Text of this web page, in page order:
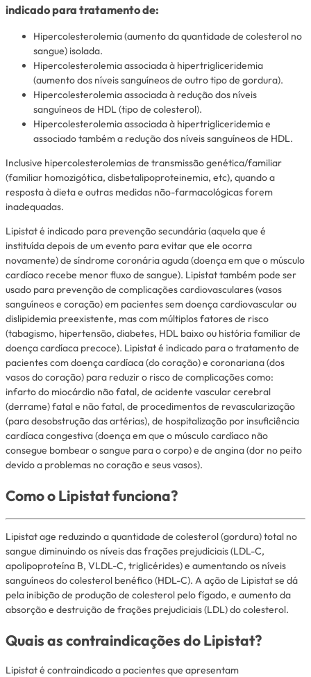
indicado para tratamento de:
Hipercolesterolemia (aumento da quantidade de colesterol no
sangue) isolada.
Hipercolesterolemia associada à hipertrigliceridemia
(aumento dos níveis sanguíneos de outro tipo de gordura).
Hipercolesterolemia associada à redução dos níveis
sanguíneos de HDL (tipo de colesterol).
Hipercolesterolemia associada à hipertrigliceridemia e
associado também a redução dos níveis sanguíneos de HDL.
Inclusive hipercolesterolemias de transmissão genética/familiar
(familiar homozigótica, disbetalipoproteinemia, etc), quando a
resposta à dieta e outras medidas não-farmacológicas forem
inadequadas.
Lipistat é indicado para prevenção secundária (aquela que é
instituída depois de um evento para evitar que ele ocorra
novamente) de síndrome coronária aguda (doença em que o músculo
cardíaco recebe menor fluxo de sangue). Lipistat também pode ser
usado para prevenção de complicações cardiovasculares (vasos
sanguíneos e coração) em pacientes sem doença cardiovascular ou
dislipidemia preexistente, mas com múltiplos fatores de risco
(tabagismo, hipertensão, diabetes, HDL baixo ou história familiar de
doença cardíaca precoce). Lipistat é indicado para o tratamento de
pacientes com doença cardíaca (do coração) e coronariana (dos
vasos do coração) para reduzir o risco de complicações como:
infarto do miocárdio não fatal, de acidente vascular cerebral
(derrame) fatal e não fatal, de procedimentos de revascularização
(para desobstrução das artérias), de hospitalização por insuficiência
cardíaca congestiva (doença em que o músculo cardíaco não
consegue bombear o sangue para o corpo) e de angina (dor no peito
devido a problemas no coração e seus vasos).
Como o Lipistat funciona?
Lipistat age reduzindo a quantidade de colesterol (gordura) total no
sangue diminuindo os níveis das frações prejudiciais (LDL-C,
apolipoproteína B, VLDL-C, triglicérides) e aumentando os níveis
sanguíneos do colesterol benéfico (HDL-C). A ação de Lipistat se dá
pela inibição de produção de colesterol pelo fígado, e aumento da
absorção e destruição de frações prejudiciais (LDL) do colesterol.
Quais as contraindicações do Lipistat?
Lipistat é contraindicado a pacientes que apresentam